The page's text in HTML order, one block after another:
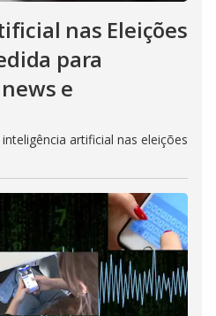
nas Eleições
para
e
artificial nas eleições